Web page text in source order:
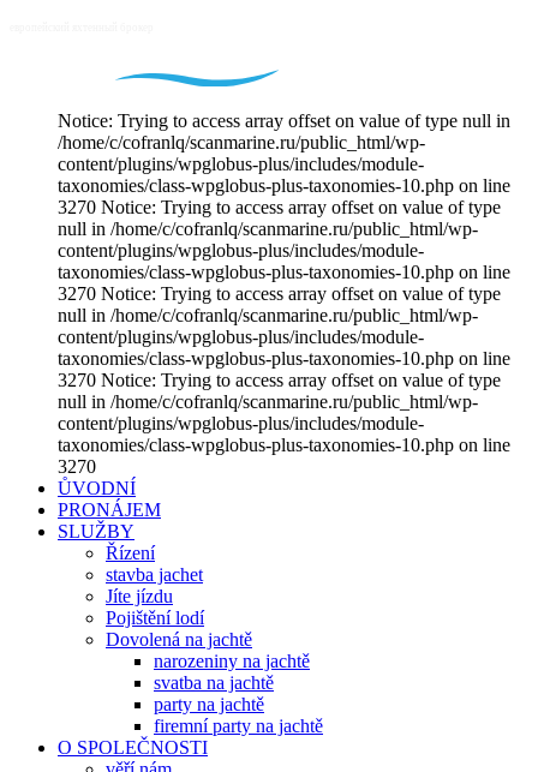
Notice: Trying to access array offset on value of type null in
/home/c/cofranlq/scanmarine.ru/public_html/wp-
content/plugins/wpglobus-plus/includes/module-
taxonomies/class-wpglobus-plus-taxonomies-10.php on line
3270 Notice: Trying to access array offset on value of type
null in /home/c/cofranlq/scanmarine.ru/public_html/wp-
content/plugins/wpglobus-plus/includes/module-
taxonomies/class-wpglobus-plus-taxonomies-10.php on line
3270 Notice: Trying to access array offset on value of type
null in /home/c/cofranlq/scanmarine.ru/public_html/wp-
content/plugins/wpglobus-plus/includes/module-
taxonomies/class-wpglobus-plus-taxonomies-10.php on line
3270 Notice: Trying to access array offset on value of type
null in /home/c/cofranlq/scanmarine.ru/public_html/wp-
content/plugins/wpglobus-plus/includes/module-
taxonomies/class-wpglobus-plus-taxonomies-10.php on line
3270
ŮVODNÍ
PRONÁJEM
SLUŽBY
Řízení
stavba jachet
Jíte jízdu
Pojištění lodí
Dovolená na jachtě
narozeniny na jachtě
svatba na jachtě
party na jachtě
firemní party na jachtě
O SPOLEČNOSTI